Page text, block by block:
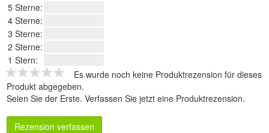
5 Sterne:
4 Sterne:
3 Sterne:
2 Sterne:
1 Stern:
Es wurde noch keine Produktrezension für dieses
Produkt abgegeben.
Seien Sie der Erste. Verfassen Sie jetzt eine Produktrezension.
Rezension verfassen